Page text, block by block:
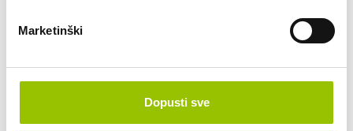
Marketinški
Dopusti sve
83251/ZG1816LE
AUTOMATSKI MJENJAČ DIESEL